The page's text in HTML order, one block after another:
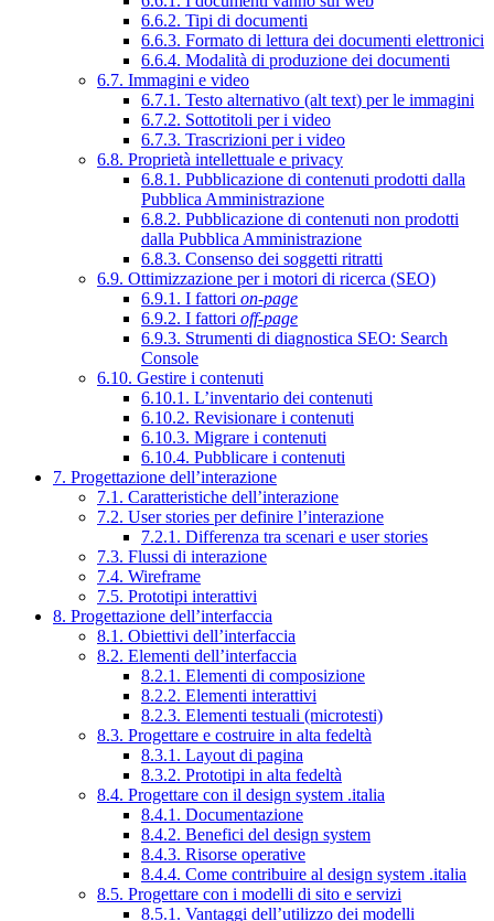
6.6.2. Tipi di documenti
6.6.3. Formato di lettura dei documenti elettronici
6.6.4. Modalità di produzione dei documenti
6.7. Immagini e video
6.7.1. Testo alternativo (alt text) per le immagini
6.7.2. Sottotitoli per i video
6.7.3. Trascrizioni per i video
6.8. Proprietà intellettuale e privacy
6.8.1. Pubblicazione di contenuti prodotti dalla
Pubblica Amministrazione
6.8.2. Pubblicazione di contenuti non prodotti
dalla Pubblica Amministrazione
6.8.3. Consenso dei soggetti ritratti
6.9. Ottimizzazione per i motori di ricerca (SEO)
6.9.1. I fattori on-page
6.9.2. I fattori off-page
6.9.3. Strumenti di diagnostica SEO: Search
Console
6.10. Gestire i contenuti
6.10.1. L’inventario dei contenuti
6.10.2. Revisionare i contenuti
6.10.3. Migrare i contenuti
6.10.4. Pubblicare i contenuti
7. Progettazione dell’interazione
7.1. Caratteristiche dell’interazione
7.2. User stories per definire l’interazione
7.2.1. Differenza tra scenari e user stories
7.3. Flussi di interazione
7.4. Wireframe
7.5. Prototipi interattivi
8. Progettazione dell’interfaccia
8.1. Obiettivi dell’interfaccia
8.2. Elementi dell’interfaccia
8.2.1. Elementi di composizione
8.2.2. Elementi interattivi
8.2.3. Elementi testuali (microtesti)
8.3. Progettare e costruire in alta fedeltà
8.3.1. Layout di pagina
8.3.2. Prototipi in alta fedeltà
8.4. Progettare con il design system .italia
8.4.1. Documentazione
8.4.2. Benefici del design system
8.4.3. Risorse operative
8.4.4. Come contribuire al design system .italia
8.5. Progettare con i modelli di sito e servizi
8.5.1. Vantaggi dell’utilizzo dei modelli